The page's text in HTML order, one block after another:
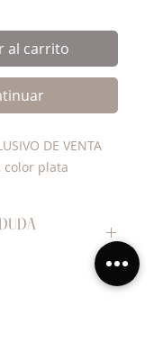
al carrito
DE VENTA
color plata